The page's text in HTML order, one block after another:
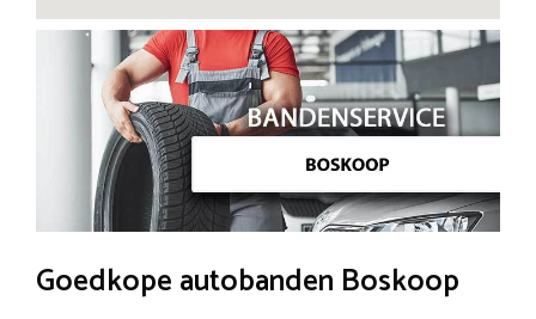
Goedkope autobanden Boskoop